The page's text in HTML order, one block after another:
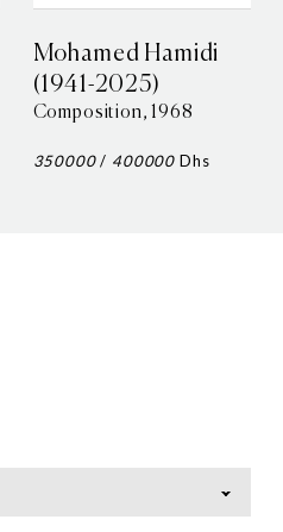
Mohamed Hamidi
(1941-2025)
Composition, 1968
350000/ 400000 Dhs